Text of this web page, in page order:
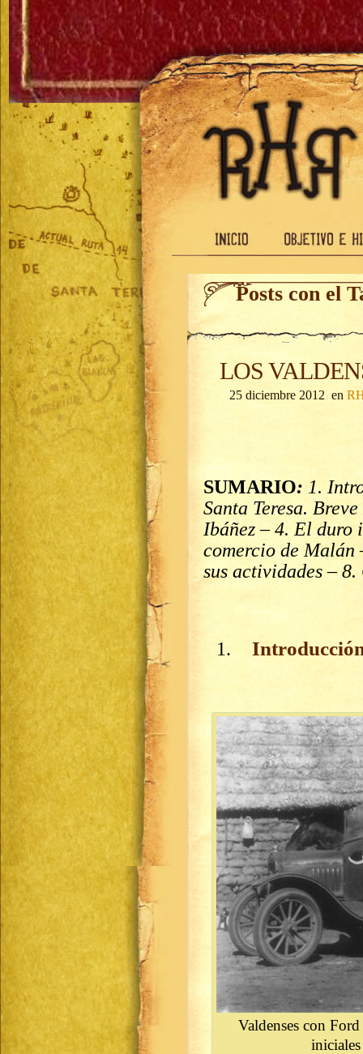
Posts con el
LOS
25 diciembre 2012 en
SUMARIO: 1.
Santa Teresa.
Ibáñez – 4. El duro
comercio de
sus actividades –
Valdenses con